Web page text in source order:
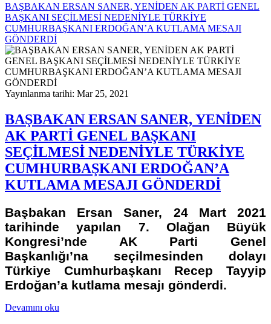
BAŞBAKAN ERSAN SANER, YENİDEN AK PARTİ GENEL
BAŞKANI SEÇİLMESİ NEDENİYLE TÜRKİYE
CUMHURBAŞKANI ERDOĞAN’A KUTLAMA MESAJI
GÖNDERDİ
Yayınlanma tarihi: Mar 25, 2021
BAŞBAKAN ERSAN SANER, YENİDEN
AK PARTİ GENEL BAŞKANI
SEÇİLMESİ NEDENİYLE TÜRKİYE
CUMHURBAŞKANI ERDOĞAN’A
KUTLAMA MESAJI GÖNDERDİ
Başbakan Ersan Saner, 24 Mart 2021
tarihinde yapılan 7. Olağan Büyük
Kongresi’nde AK Parti Genel
Başkanlığı’na seçilmesinden dolayı
Türkiye Cumhurbaşkanı Recep Tayyip
Erdoğan’a kutlama mesajı gönderdi.
Devamını oku